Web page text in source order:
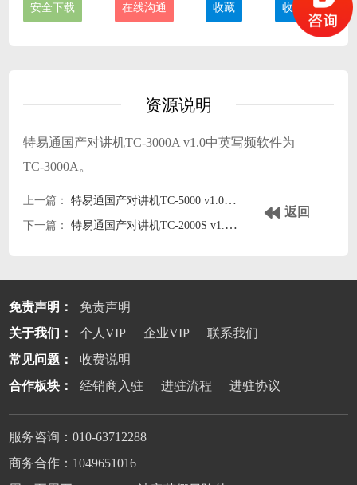
安全下载 在线沟通 收藏 收费说明
资源说明
特易通国产对讲机TC-3000A v1.0中英写频软件为
TC-3000A。
上一篇：
特易通国产对讲机TC-5000 v1.0中英写频软件
下一篇：
特易通国产对讲机TC-2000S v1.0中英写频软件
返回
免责声明：
免责声明
关于我们：
个人VIP 企业VIP
联系我们
常见问题：
收费说明
合作板块：
经销商入驻 进驻流程 进驻协议
服务咨询：010-63712288
商务合作：1049651016